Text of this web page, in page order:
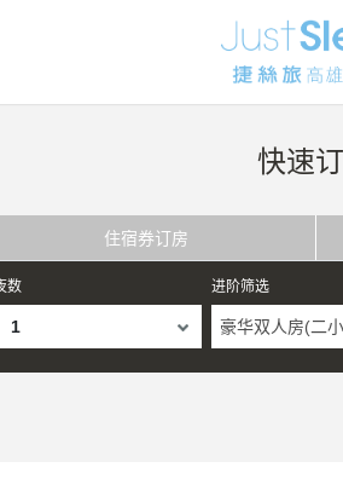
快速
住宿券订房
数 进阶筛选
豪华双人房(二